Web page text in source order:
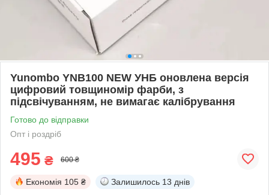
Yunombo YNB100 NEW УНБ оновлена версія
цифровий товщиномір фарби, з
підсвічуванням, не вимагає калібрування
Готово до відправки
Опт і роздріб
495 ₴ 600 ₴
Економія 105 ₴ Залишилось 13 днів